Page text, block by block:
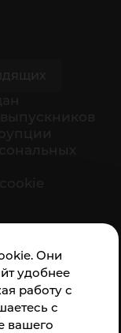
Они
удобнее
работу с
с
вашего